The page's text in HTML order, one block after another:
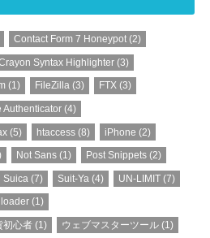
Contact Form 7 Honeypot(2)
Syntax Highlighter(3)
(1) FileZilla (3) FTX (3)
Authenticator(4)
(5) htaccess (8) iPhone (2)
Not Sans (1) Post Snippets (2)
Suica (7) Suit-Ya (4) UN-LIMIT (7)
(1)
初心者(1) ウェブマスターツール(1)